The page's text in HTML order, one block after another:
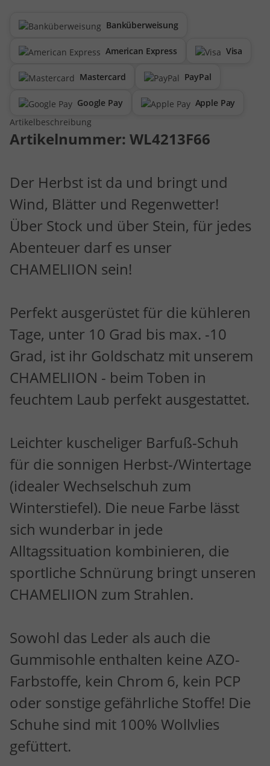
Banküberweisung
American Express Visa
Mastercard PayPal
Google Pay
Apple Pay
Artikelbeschreibung
Artikelnummer: WL4213F66
Der Herbst ist da und bringt und
Wind, Blätter und Regenwetter!
Über Stock und über Stein, für jedes
Abenteuer darf es unser
CHAMELIION sein!
Perfekt ausgerüstet für die kühleren
Tage, unter 10 Grad bis max. -10
Grad, ist ihr Goldschatz mit unserem
CHAMELIION - beim Toben in
feuchtem Laub perfekt ausgestattet.
Leichter kuscheliger Barfuß-Schuh
für die sonnigen Herbst-/Wintertage
(idealer Wechselschuh zum
Winterstiefel). Die neue Farbe lässt
sich wunderbar in jede
Alltagssituation kombinieren, die
sportliche Schnürung bringt unseren
CHAMELIION zum Strahlen.
Sowohl das Leder als auch die
Gummisohle enthalten keine AZO-
Farbstoffe, kein Chrom 6, kein PCP
oder sonstige gefährliche Stoffe! Die
Schuhe sind mit 100% Wollvlies
gefüttert.